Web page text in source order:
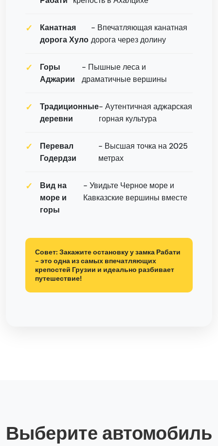
Канатная
дорога Хуло
- Впечатляющая канатная
дорога через долину
Горы
Аджарии
- Пышные леса и
драматичные вершины
Традиционные
деревни
- Аутентичная аджарская
горная культура
Перевал
Годердзи
- Высшая точка на 2025
метрах
Вид на
море и
горы
- Увидьте Черное море и
Кавказские вершины вместе
Совет: Закажите остановку у замка Рабати
- это одна из самых впечатляющих
крепостей Грузии и идеально разбивает
путешествие!
Выберите автомобиль